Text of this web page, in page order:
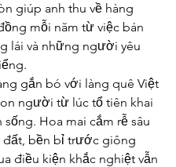
giúp anh thu về hàng
mỗi năm từ việc bán
lái và những người yêu
gắn bó với làng quê Việt
người từ lúc tổ tiên khai
sống. Hoa mai cắm rễ sâu
bền bỉ trước giông
điều kiện khắc nghiệt vẫn